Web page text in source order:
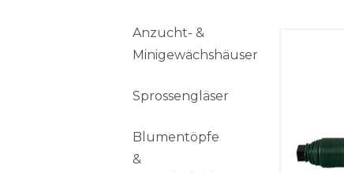
Anzucht- &
Minigewächshäuser
Sprossengläser
Blumentöpfe
&